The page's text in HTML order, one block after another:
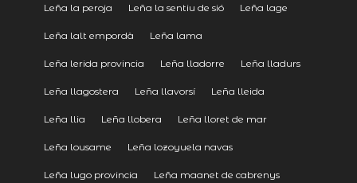
Leña la peroja Leña la sentiu de sió Leña lage
Leña lalt empordà Leña lama
Leña lerida provincia Leña lladorre Leña lladurs
Leña llagostera Leña llavorsí Leña lleida
Leña llia Leña llobera Leña lloret de mar
Leña lousame Leña lozoyuela navas
Leña lugo provincia Leña maanet de cabrenys